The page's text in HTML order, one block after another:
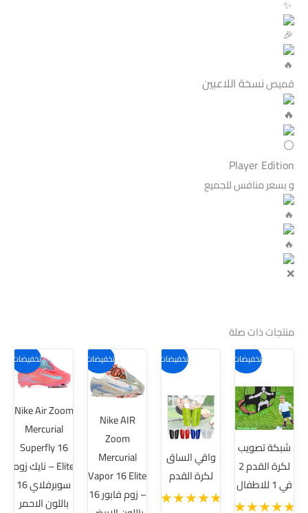
قميصنسخة اللاعبين
Player Edition
و بسعر منافس للجميع
منتجات ذات صلة
تخفيضات!
شبكة تصويب
لكرة القدم 2
في 1 للاطفال
تخفيضات!
واقي الساق
لكرة القدم
تخفيضات!
Nike AIR
Zoom
Mercurial
Vapor 16 Elite
– زوم فابور 16
هناك
العديد
من
الأشكال
المختلفة
لهذا
المنتج.
يمكن
اختيار
تخفيضات!
Nike Air Zoom
Mercurial
Superfly 16
Elite – نايك زوم
سوبرفلاي 16
باللون الاحمر
هناك
العديد
الأشكال
المختلفة
لهذا
المنتج.
يمكن
اختيار